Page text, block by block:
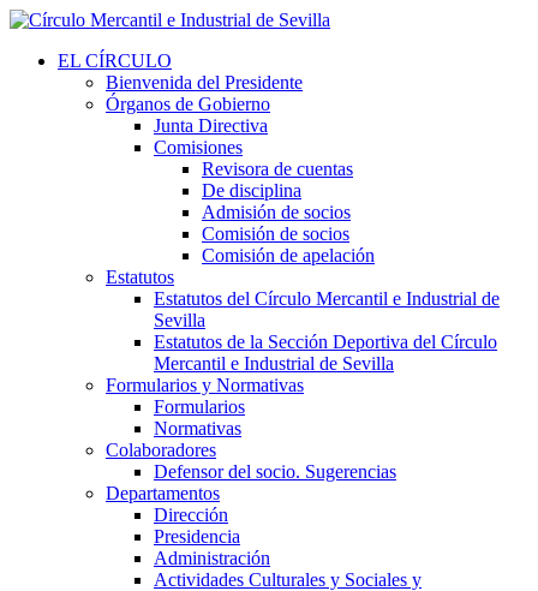
EL CÍRCULO
Bienvenida del Presidente
Órganos de Gobierno
Junta Directiva
Comisiones
Revisora de cuentas
De disciplina
Admisión de socios
Comisión de socios
Comisión de apelación
Estatutos
Estatutos del Círculo Mercantil e Industrial de
Sevilla
Estatutos de la Sección Deportiva del Círculo
Mercantil e Industrial de Sevilla
Formularios y Normativas
Formularios
Normativas
Colaboradores
Defensor del socio. Sugerencias
Departamentos
Dirección
Presidencia
Administración
Actividades Culturales y Sociales y